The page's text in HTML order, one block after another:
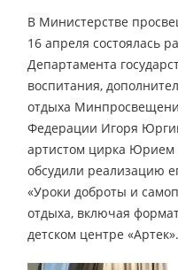
В Министерстве
16 апреля состоялась
Департамента
воспитания,
отдыха
Федерации Игоря
артистом цирка
обсудили реализацию
«Уроки доброты и
отдыха, включая
детском центре «Артек».